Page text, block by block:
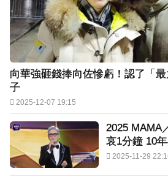
向華強砸錢捧向佐慘虧！認了「
子
2025-12-07 19:15
2025 MAMA
哀1分鐘 10
2025-11-29